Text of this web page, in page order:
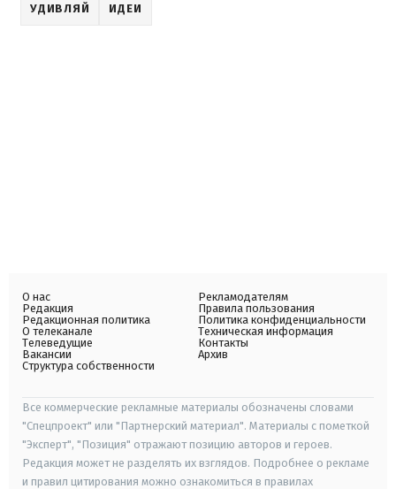
УДИВЛЯЙ ИДЕИ
О нас
Редакция
Редакционная политика
О телеканале
Телеведущие
Вакансии
Структура собственности
Рекламодателям
Правила пользования
Политика конфиденциальности
Техническая информация
Контакты
Архив
Все коммерческие рекламные материалы обозначены словами
"Спецпроект" или "Партнерский материал". Материалы с пометкой
"Эксперт", "Позиция" отражают позицию авторов и героев.
Редакция может не разделять их взглядов. Подробнее о рекламе
и правил цитирования можно ознакомиться в правилах